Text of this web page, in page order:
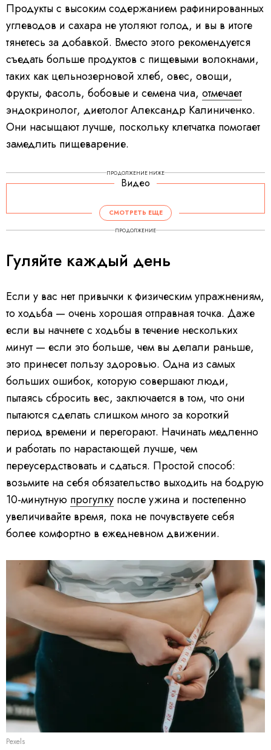
Продукты с высоким содержанием рафинированных
углеводов и сахара не утоляют голод, и вы в итоге
тянетесь за добавкой. Вместо этого рекомендуется
съедать больше продуктов с пищевыми волокнами,
таких как цельнозерновой хлеб, овес, овощи,
фрукты, фасоль, бобовые и семена чиа, отмечает
эндокринолог, диетолог Александр Калиниченко.
Они насыщают лучше, поскольку клетчатка помогает
замедлить пищеварение.
ПРОДОЛЖЕНИЕ НИЖЕ
Видео
СМОТРЕТЬ ЕЩЕ
ПРОДОЛЖЕНИЕ
Гуляйте каждый день
Если у вас нет привычки к физическим упражнениям,
то ходьба — очень хорошая отправная точка. Даже
если вы начнете с ходьбы в течение нескольких
минут — если это больше, чем вы делали раньше,
это принесет пользу здоровью. Одна из самых
больших ошибок, которую совершают люди,
пытаясь сбросить вес, заключается в том, что они
пытаются сделать слишком много за короткий
период времени и перегорают. Начинать медленно
и работать по нарастающей лучше, чем
переусердствовать и сдаться. Простой способ:
возьмите на себя обязательство выходить на бодрую
10-минутную прогулку после ужина и постепенно
увеличивайте время, пока не почувствуете себя
более комфортно в ежедневном движении.
Pexels